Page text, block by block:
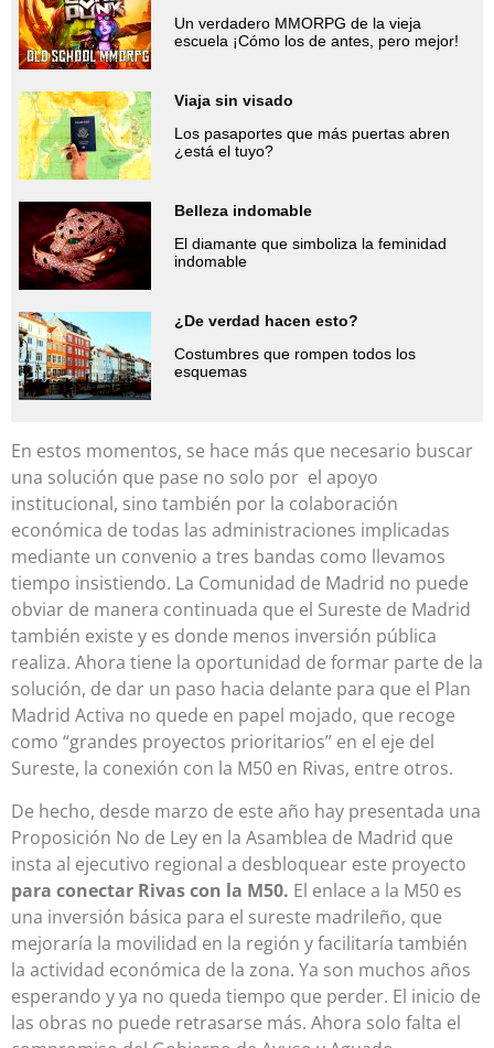
Un verdadero MMORPG de la vieja
escuela ¡Cómo los de antes, pero mejor!
Viaja sin visado
Los pasaportes que más puertas abren
¿está el tuyo?
Belleza indomable
El diamante que simboliza la feminidad
indomable
¿De verdad hacen esto?
Costumbres que rompen todos los
esquemas
En estos momentos, se hace más que necesario buscar
una solución que pase no solo por el apoyo
institucional, sino también por la colaboración
económica de todas las administraciones implicadas
mediante un convenio a tres bandas como llevamos
tiempo insistiendo. La Comunidad de Madrid no puede
obviar de manera continuada que el Sureste de Madrid
también existe y es donde menos inversión pública
realiza. Ahora tiene la oportunidad de formar parte de la
solución, de dar un paso hacia delante para que el Plan
Madrid Activa no quede en papel mojado, que recoge
como “grandes proyectos prioritarios” en el eje del
Sureste, la conexión con la M50 en Rivas, entre otros.
De hecho, desde marzo de este año hay presentada una
Proposición No de Ley en la Asamblea de Madrid que
insta al ejecutivo regional a desbloquear este proyecto
para conectar Rivas con la M50. El enlace a la M50 es
una inversión básica para el sureste madrileño, que
mejoraría la movilidad en la región y facilitaría también
la actividad económica de la zona. Ya son muchos años
esperando y ya no queda tiempo que perder. El inicio de
las obras no puede retrasarse más. Ahora solo falta el